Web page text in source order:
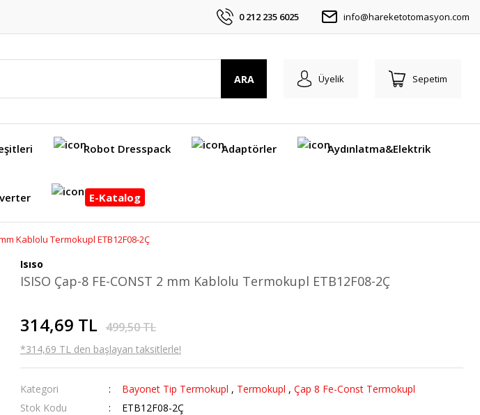
0 212 235 6025 info@hareketotomasyon.com
ARA Üyelik Sepetim
Robot Dresspack Adaptörler Aydınlatma&Elektrik
E-Katalog
Kablolu Termokupl ETB12F08-2Ç
Isıso
ISISO Çap-8 FE-CONST 2 mm Kablolu Termokupl ETB12F08-2Ç
314,69 TL 499,50 TL
*314,69 TL den başlayan taksitlerle!
Kategori Bayonet Tip Termokupl , Termokupl ,Çap 8 Fe-Const Termokupl
Stok Kodu
ETB12F08-2Ç